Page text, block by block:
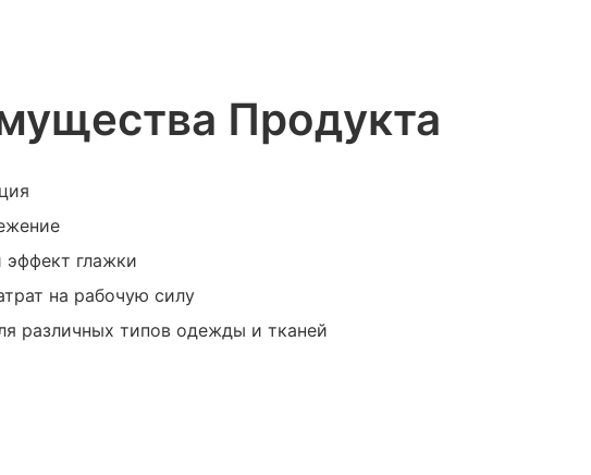
Продукта
глажки
на рабочую силу
различных типов одежды и тканей